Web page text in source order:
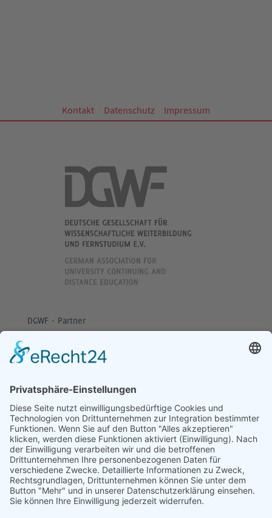
Kontakt Datenschutz Impressum
DGWF - Partner